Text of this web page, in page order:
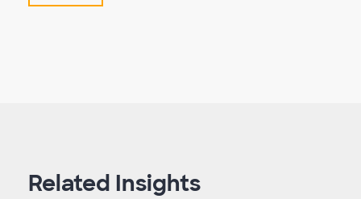
Related Insights